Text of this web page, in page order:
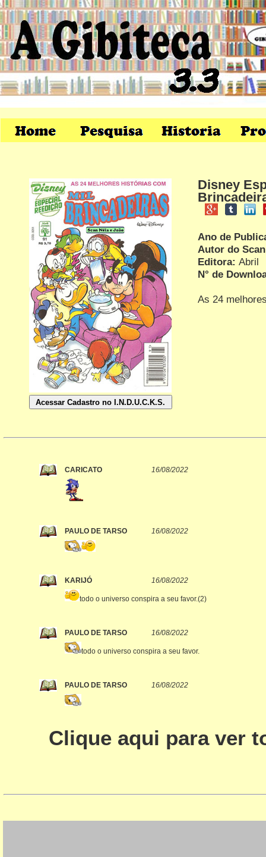
Disney
Ano de
Autor do
Editora: Abril
N° de
As 24
CARICATO 16/08/2022
PAULO DE TARSO 16/08/2022
KARIJÓ 16/08/2022
todo o universo conspira a seu favor.(2)
PAULO DE TARSO 16/08/2022
todo o universo conspira a seu favor.
PAULO DE TARSO 16/08/2022
Clique aqui para ver